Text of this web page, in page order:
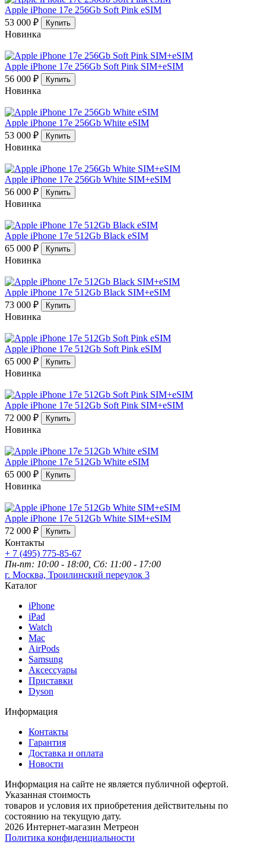
Apple iPhone 17e 256Gb Soft Pink eSIM
53 000 ₽
Купить
Новинка
Apple iPhone 17e 256Gb Soft Pink SIM+eSIM
56 000 ₽
Купить
Новинка
Apple iPhone 17e 256Gb White eSIM
53 000 ₽
Купить
Новинка
Apple iPhone 17e 256Gb White SIM+eSIM
56 000 ₽
Купить
Новинка
Apple iPhone 17e 512Gb Black eSIM
65 000 ₽
Купить
Новинка
Apple iPhone 17e 512Gb Black SIM+eSIM
73 000 ₽
Купить
Новинка
Apple iPhone 17e 512Gb Soft Pink eSIM
65 000 ₽
Купить
Новинка
Apple iPhone 17e 512Gb Soft Pink SIM+eSIM
72 000 ₽
Купить
Новинка
Apple iPhone 17e 512Gb White eSIM
65 000 ₽
Купить
Новинка
Apple iPhone 17e 512Gb White SIM+eSIM
72 000 ₽
Купить
Контакты
+ 7 (495) 775-85-67
Пн-пт: 10:00 - 18:00, Сб: 11:00 - 17:00
г. Москва, Троилинский переулок 3
Каталог
iPhone
iPad
Watch
Mac
AirPods
Samsung
Аксессуары
Приставки
Dyson
Информация
Контакты
Гарантия
Доставка и оплата
Новости
Информация на сайте не является публичной офертой.
Указанная стоимость
товаров и условия их приобретения действительны по
состоянию на текущую дату.
2026 Интернет-магазин Метреон
Политика конфиденциальности